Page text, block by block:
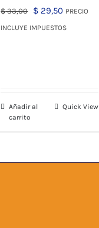
$33,00
El
precio
$ 29,50El
precio
PRECIO
INCLUYE IMPUESTOS
Añadir al
carrito
Quick View